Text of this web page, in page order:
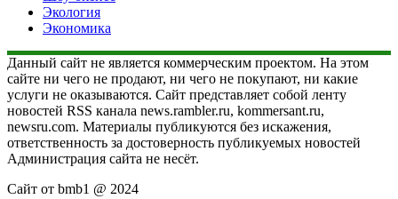
Экология
Экономика
Данный сайт не является коммерческим проектом. На этом
сайте ни чего не продают, ни чего не покупают, ни какие
услуги не оказываются. Сайт представляет собой ленту
новостей RSS канала news.rambler.ru, kommersant.ru,
newsru.com. Материалы публикуются без искажения,
ответственность за достоверность публикуемых новостей
Администрация сайта не несёт.
Сайт от bmb1 @ 2024